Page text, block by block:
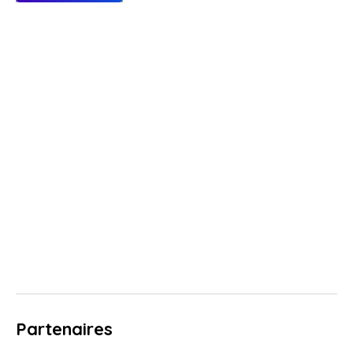
Partenaires